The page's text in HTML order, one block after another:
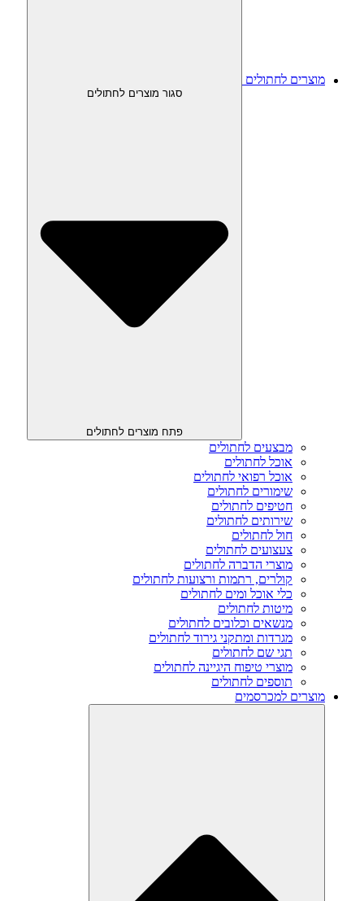
מוצרים לחתולים
סגור מוצרים לחתולים
פתח מוצרים לחתולים
מבצעים לחתולים
אוכל לחתולים
אוכל רפואי לחתולים
שימורים לחתולים
חטיפים לחתולים
שירותים לחתולים
חול לחתולים
צעצועים לחתולים
מוצרי הדברה לחתולים
קולרים, רתמות ורצועות לחתולים
כלי אוכל ומים לחתולים
מיטות לחתולים
מנשאים וכלובים לחתולים
מגרדות ומתקני גירוד לחתולים
תגי שם לחתולים
מוצרי טיפוח היגיינה לחתולים
תוספים לחתולים
מוצרים למכרסמים